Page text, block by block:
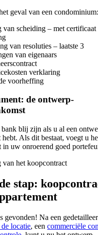
geval van een condominium:
van scheiding – met certificaat
van resoluties – laatste 3
van eigenaars
verklaring
voorheffing
de ontwerp-
bank blij zijn als u al een
Als dit bestaat, voegt u
in uw onroerend goed
van het koopcontract
stap:
gevonden! Na een
locatie, eencommerciële